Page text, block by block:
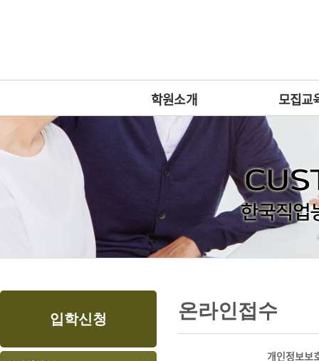
뉴
학원소개 모집교
본
하
입학신청
링
본
온라인접수
개인정보보